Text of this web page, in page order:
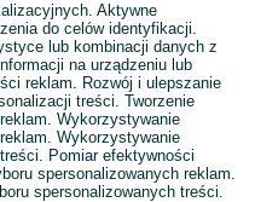
Aktywne
do celów identyfikacji.
lub kombinacji danych z
na urządzeniu lub
reklam. Rozwój i ulepszanie
treści. Tworzenie
Wykorzystywanie
Wykorzystywanie
Pomiar efektywności
spersonalizowanych reklam.
spersonalizowanych treści.